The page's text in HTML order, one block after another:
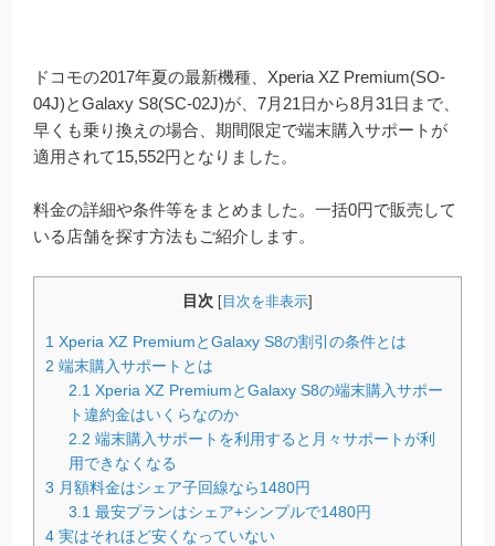
ドコモの2017年夏の最新機種、Xperia XZ Premium(SO-
04J)とGalaxy S8(SC-02J)が、7月21日から8月31日まで、
早くも乗り換えの場合、期間限定で端末購入サポートが
適用されて15,552円となりました。
料金の詳細や条件等をまとめました。一括0円で販売して
いる店舗を探す方法もご紹介します。
目次 [目次を非表示]
1 Xperia XZ PremiumとGalaxy S8の割引の条件とは
2 端末購入サポートとは
2.1 Xperia XZ PremiumとGalaxy S8の端末購入サポー
ト違約金はいくらなのか
2.2 端末購入サポートを利用すると月々サポートが利
用できなくなる
3 月額料金はシェア子回線なら1480円
3.1 最安プランはシェア+シンプルで1480円
4 実はそれほど安くなっていない